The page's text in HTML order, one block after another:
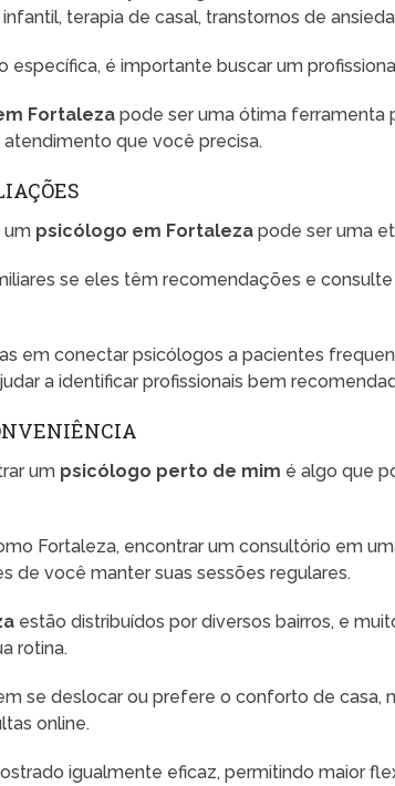
terapia de casal, transtornos de
específica, é importante buscar um
Fortaleza pode ser uma ótima ferramenta
que você precisa.
um psicólogo em Fortaleza pode ser uma
se eles têm recomendações e
em conectar psicólogos a pacientes
a identificar profissionais bem
um psicólogo perto de mim é algo que
Fortaleza, encontrar um consultório em
de você manter suas sessões regulares.
estão distribuídos por diversos bairros, e
rotina.
se deslocar ou prefere o conforto de casa,
online.
igualmente eficaz, permitindo maior